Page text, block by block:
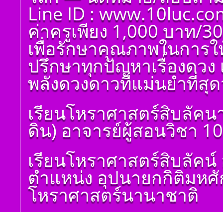
Line ID :
ค่าครูเพียง 1,000 บาท/
เพื่อรักษาคุณภาพในการ
ปรึกษาทุกปัญหาเรื่องดวง
พลังดวงดาวที่แม่นยำที่สุ
เรียนโหราศาสตร์สิบลัค
ดิน) อาจารย์ผู้สอนวิชา
โ ห ร า ส า ด (ฉบับ
เรียนรู้โดยไม่ต้องถาม)
โดย สอ้าน นาคเพชร
พูล(สีดิน) บทที่ ๑ บทนำ
โ ห ร า ส า ด (ฉบับ
เรียนรู้โดยไม่ต้องถาม)
เรียนโหราศาสตร์สิบลัค
ตำแหน่ง อุปนายกกิติมห
โหราศาสตร์นานาชาติ